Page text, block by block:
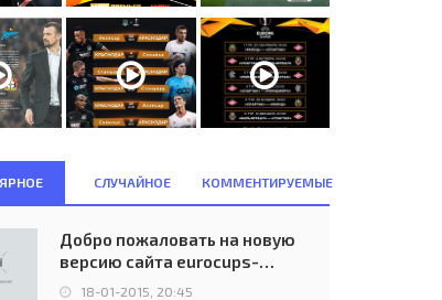
СЛУЧАЙНОЕ КОММЕНТИРУЕМЫЕ
Добро пожаловать на новую
версию сайта eurocups-
uefa.ru
18-01-2015, 20:45